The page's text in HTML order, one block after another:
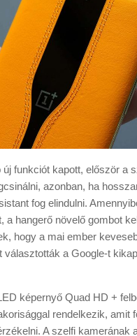
funkciót kapott, először a
azonban, ha
fog elindulni.
a hangerő növelő gombot
hogy a mai ember
választották a Google-t
képernyő Quad HD +
rendelkezik, amit
A szelfi kamerának